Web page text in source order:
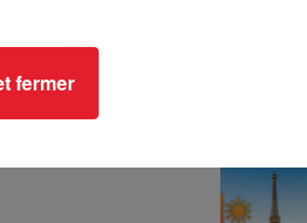
elle découvrira la
père de famille lui,
fermer